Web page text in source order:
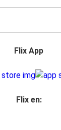
Flix App
Flix en: